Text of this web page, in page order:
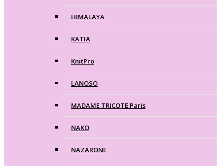
HIMALAYA
KATIA
KnitPro
LANOSO
MADAME TRICOTE Paris
NAKO
NAZARONE